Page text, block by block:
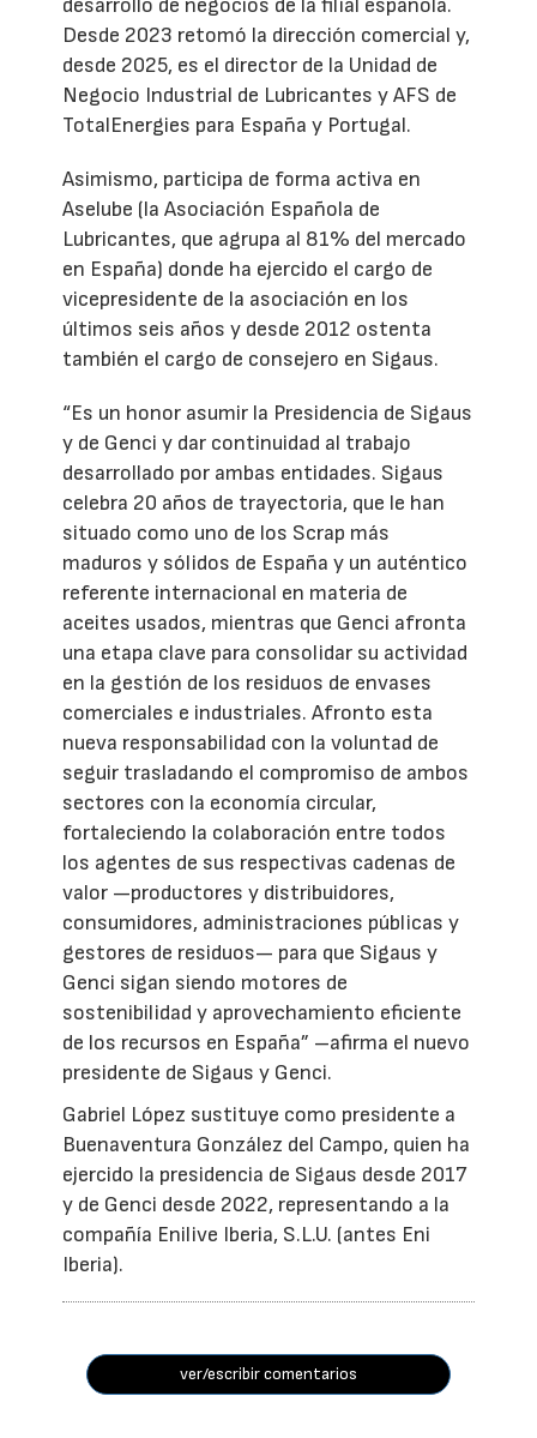
desarrollo de negocios de la filial española.
Desde 2023 retomó la dirección comercial y,
desde 2025, es el director de la Unidad de
Negocio Industrial de Lubricantes y AFS de
TotalEnergies para España y Portugal.
Asimismo, participa de forma activa en
Aselube (la Asociación Española de
Lubricantes, que agrupa al 81% del mercado
en España) donde ha ejercido el cargo de
vicepresidente de la asociación en los
últimos seis años y desde 2012 ostenta
también el cargo de consejero en Sigaus.
“Es un honor asumir la Presidencia de Sigaus
y de Genci y dar continuidad al trabajo
desarrollado por ambas entidades. Sigaus
celebra 20 años de trayectoria, que le han
situado como uno de los Scrap más
maduros y sólidos de España y un auténtico
referente internacional en materia de
aceites usados, mientras que Genci afronta
una etapa clave para consolidar su actividad
en la gestión de los residuos de envases
comerciales e industriales. Afronto esta
nueva responsabilidad con la voluntad de
seguir trasladando el compromiso de ambos
sectores con la economía circular,
fortaleciendo la colaboración entre todos
los agentes de sus respectivas cadenas de
valor —productores y distribuidores,
consumidores, administraciones públicas y
gestores de residuos— para que Sigaus y
Genci sigan siendo motores de
sostenibilidad y aprovechamiento eficiente
de los recursos en España” –afirma el nuevo
presidente de Sigaus y Genci.
Gabriel López sustituye como presidente a
Buenaventura González del Campo, quien ha
ejercido la presidencia de Sigaus desde 2017
y de Genci desde 2022, representando a la
compañía Enilive Iberia, S.L.U. (antes Eni
Iberia).
ver/escribir comentarios